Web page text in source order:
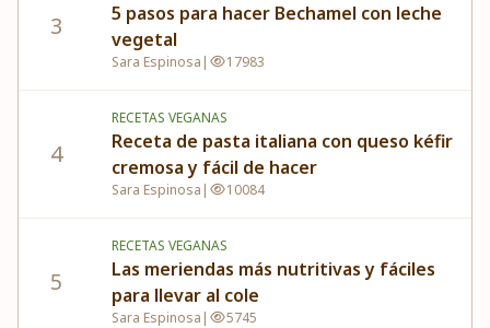
3
5 pasos para hacer Bechamel con leche
vegetal
Sara Espinosa | 17983
4
RECETAS VEGANAS
Receta de pasta italiana con queso kéfir
cremosa y fácil de hacer
Sara Espinosa | 10084
5
RECETAS VEGANAS
Las meriendas más nutritivas y fáciles
para llevar al cole
Sara Espinosa | 5745